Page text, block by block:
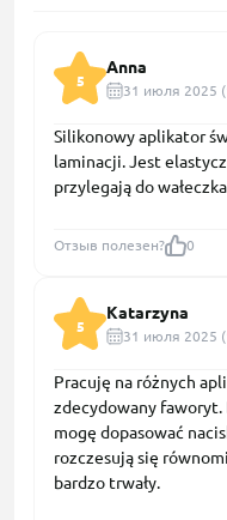
5
Anna
31 июля 2025
Silikonowy aplikator
laminacji. Jest
przylegają do
Отзыв полезен? 0
5
Katarzyna
31 июля 2025
Pracuję na różnych
zdecydowany
mogę dopasować
rozczesują się
bardzo trwały.